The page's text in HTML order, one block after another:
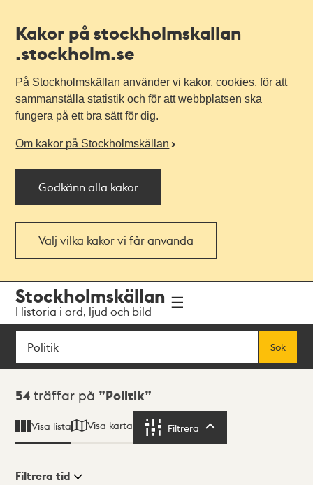
Kakor på stockholmskallan
.stockholm.se
På Stockholmskällan använder vi kakor, cookies, för att
sammanställa statistik och för att webbplatsen ska
fungera på ett bra sätt för dig.
Om kakor på Stockholmskällan
Godkänn alla kakor
Välj vilka kakor vi får använda
navigationen
huvudinnehållet
Stockholmskällan
Historia i ord, ljud och bild
Sök
Sök
Sökresultat
54 träffar på Politik
Visa lista Visa karta Filtrera
Filtrera tid